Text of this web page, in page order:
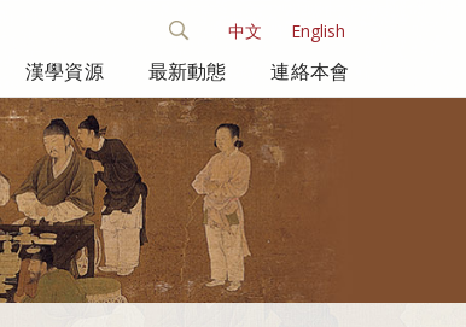
中文 English
漢學資源 最新動態 連絡本會